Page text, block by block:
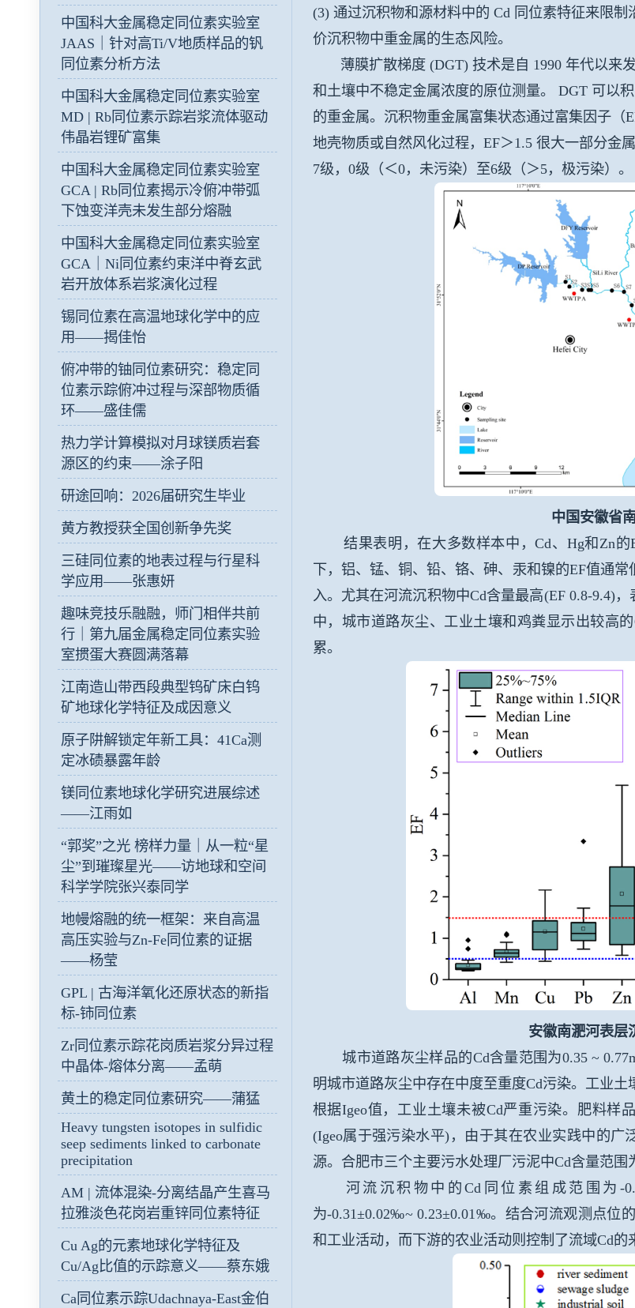
中国科大金属稳定同位素实验室
JAAS｜针对高Ti/V地质样品的钒
同位素分析方法
中国科大金属稳定同位素实验室
MD | Rb同位素示踪岩浆流体驱动
伟晶岩锂矿富集
中国科大金属稳定同位素实验室
GCA | Rb同位素揭示冷俯冲带弧
下蚀变洋壳未发生部分熔融
中国科大金属稳定同位素实验室
GCA｜Ni同位素约束洋中脊玄武
岩开放体系岩浆演化过程
锡同位素在高温地球化学中的应
用——揭佳怡
俯冲带的铀同位素研究：稳定同
位素示踪俯冲过程与深部物质循
环——盛佳儒
热力学计算模拟对月球镁质岩套
源区的约束——涂子阳
研途回响：2026届研究生毕业
黄方教授获全国创新争先奖
三硅同位素的地表过程与行星科
学应用——张惠妍
趣味竞技乐融融，师门相伴共前
行｜第九届金属稳定同位素实验
室掼蛋大赛圆满落幕
江南造山带西段典型钨矿床白钨
矿地球化学特征及成因意义
原子阱解锁定年新工具：41Ca测
定冰碛暴露年龄
镁同位素地球化学研究进展综述
——江雨如
“郭奖”之光 榜样力量｜从一粒“星
尘”到璀璨星光——访地球和空间
科学学院张兴泰同学
地幔熔融的统一框架：来自高温
高压实验与Zn-Fe同位素的证据
——杨莹
GPL | 古海洋氧化还原状态的新指
标-铈同位素
Zr同位素示踪花岗质岩浆分异过程
中晶体-熔体分离——孟萌
黄土的稳定同位素研究——蒲猛
Heavy tungsten isotopes in sulfidic
seep sediments linked to carbonate
precipitation
AM | 流体混染-分离结晶产生喜马
拉雅淡色花岗岩重锌同位素特征
Cu Ag的元素地球化学特征及
Cu/Ag比值的示踪意义——蔡东娥
Ca同位素示踪Udachnaya-East金伯
(3) 通过沉积物和源材料中的 Cd 同位素特征来限制
价沉积物中重金属的生态风险。
薄膜扩散梯度 (DGT) 技术是自 1990 年代以来
和土壤中不稳定金属浓度的原位测量。 DGT 可以
的重金属。 沉积物重金属富集状态通过富集因子（
地壳物质或自然风化过程，EF＞1.5 很大一部分金
7级，0级（＜0，未污染）至6级（＞5，极污染）。
中国安徽省
结果表明，在大多数样本中，Cd、 Hg和 Zn的
下，铝、锰、铜、铅、铬、砷、汞和镍的EF值通常
入。尤其在河流沉积物中Cd含量最高(EF 0.8-9.4)，
中，城市道路灰尘、工业土壤和鸡粪显示出较高的
累。
安徽南淝河表层
城市道路灰尘样品的Cd含量范围为0.35 ~
明城市道路灰尘中存在中度至重度Cd污染。工业土
根据Igeo值，工业土壤未被Cd严重污染。肥料样
(Igeo属于强污染水平) ，由于其在农业实践中的广
源。合肥市三个主要污水处理厂污泥中Cd含量范围
河流沉积物中的Cd 同位素组成范围为 -
为-0.31±0.02‰~ 0.23±0.01‰。结合河流观测点位
和工业活动，而下游的农业活动则控制了流域Cd的